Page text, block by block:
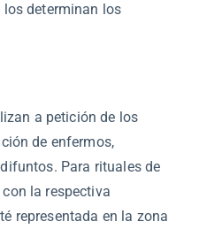
determinan los
a petición de los
de enfermos,
Para rituales de
la respectiva
representada en la zona